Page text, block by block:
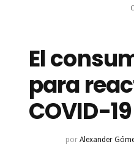
El
para
COVID-19
por Alexander